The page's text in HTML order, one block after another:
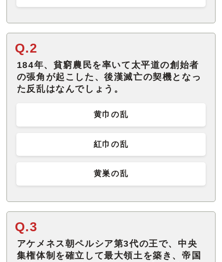
Q.2
184年、貧窮農民を率いて太平道の創始者
の張角が起こした、後漢滅亡の契機となっ
た反乱はなんでしょう。
黄巾の乱
紅巾の乱
黄巣の乱
Q.3
アケメネス朝ペルシア第3代の王で、中央
集権体制を確立して最大領土を築き、帝国